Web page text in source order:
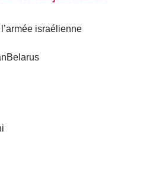
israélienne